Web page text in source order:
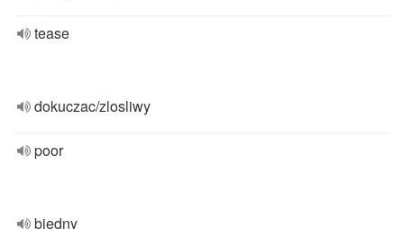
tease
dokuczac/zlosliwy
poor
biedny